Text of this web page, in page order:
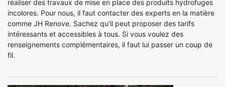
réaliser des travaux de mise en place des produits hydrofuges
incolores. Pour nous, il faut contacter des experts en la matière
comme JH Renove. Sachez qu'il peut proposer des tarifs
intéressants et accessibles à tous. Si vous voulez des
renseignements complémentaires, il faut lui passer un coup de
fil.